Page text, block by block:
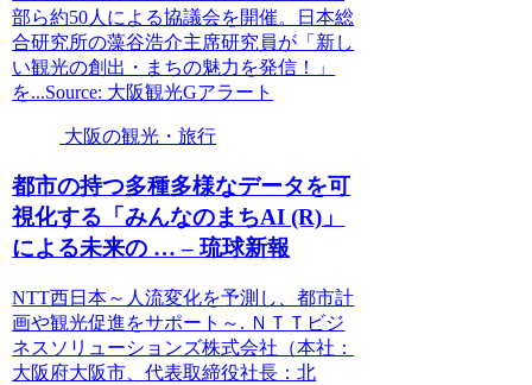
部ら約50人による協議会を開催。日本総
合研究所の藻谷浩介主席研究員が「新し
い観光の創出・まちの魅力を発信！」
を...Source: 大阪観光Gアラート
大阪の観光・旅行
都市の持つ多種多様なデータを可
視化する「みんなのまちAI (R)」
による未来の … – 琉球新報
NTT西日本～人流変化を予測し、都市計
画や観光促進をサポート～. ＮＴＴビジ
ネスソリューションズ株式会社（本社：
大阪府大阪市、代表取締役社長：北